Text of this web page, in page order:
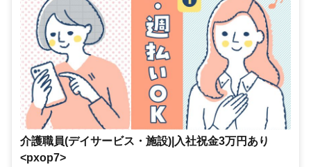
介護職員(デイサービス・施設)|入社祝金3万円あり
<pxop7>